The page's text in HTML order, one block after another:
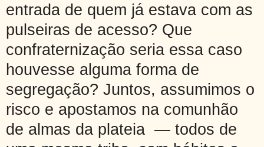
entrada de quem já estava com as
pulseiras de acesso? Que
confraternização seria essa caso
houvesse alguma forma de
segregação? Juntos, assumimos o
risco e apostamos na comunhão
de almas da plateia — todos de